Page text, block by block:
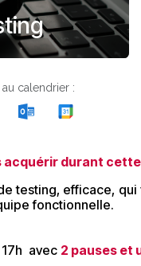
calendrier :
acquérir durant
testing, efficace,
fonctionnelle.
17h avec 2 pauses et